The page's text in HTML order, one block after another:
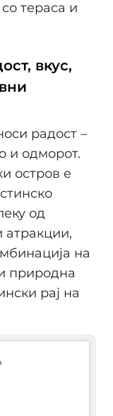
тераса и
вкус,
радост –
и одморот.
остров е
од
атракции,
на
природна
рај на